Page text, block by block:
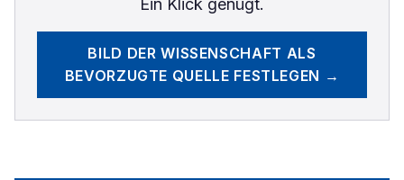
Ein Klick genügt.
BILD DER WISSENSCHAFT ALS
BEVORZUGTE QUELLE FESTLEGEN →